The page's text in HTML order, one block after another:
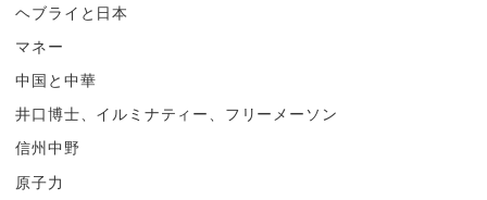
ヘブライと日本
マネー
中国と中華
井口博士、イルミナティー、フリーメーソン
信州中野
原子力